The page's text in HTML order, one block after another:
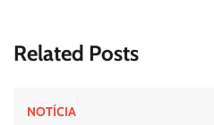
Post
Related Posts
NOTÍCIA